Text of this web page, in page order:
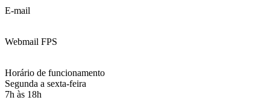
E-mail
Webmail FPS
Horário de funcionamento
Segunda a sexta-feira
7h às 18h